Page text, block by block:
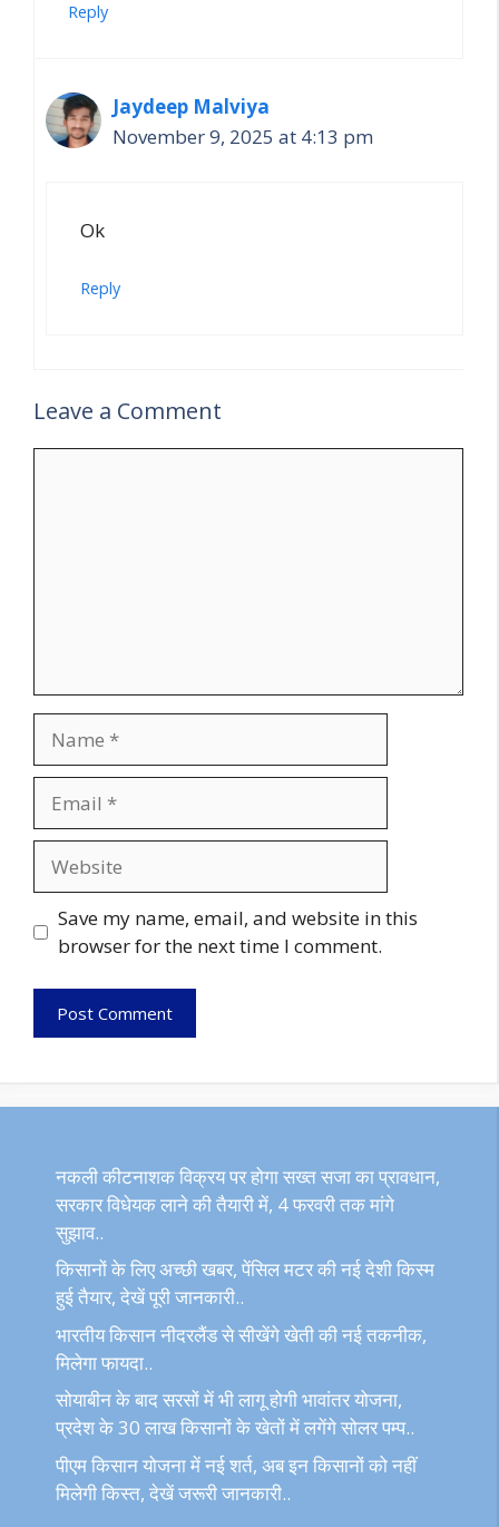
Reply
Jaydeep Malviya
November 9, 2025 at 4:13 pm
Ok
Reply
Leave a Comment
Save my name, email, and website in this
browser for the next time I comment.
नकली कीटनाशक विक्रय पर होगा सख्त सजा का प्रावधान,
सरकार विधेयक लाने की तैयारी में, 4 फरवरी तक मांगे
सुझाव..
किसानों के लिए अच्छी खबर, पेंसिल मटर की नई देशी किस्म
हुई तैयार, देखें पूरी जानकारी..
भारतीय किसान नीदरलैंड से सीखेंगे खेती की नई तकनीक,
मिलेगा फायदा..
सोयाबीन के बाद सरसों में भी लागू होगी भावांतर योजना,
प्रदेश के 30 लाख किसानों के खेतों में लगेंगे सोलर पम्प..
पीएम किसान योजना में नई शर्त, अब इन किसानों को नहीं
मिलेगी किस्त, देखें जरूरी जानकारी..